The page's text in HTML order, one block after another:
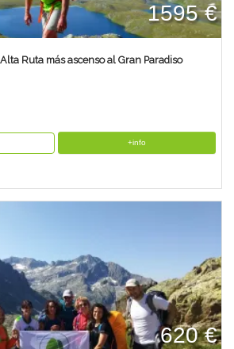
1595 €
Ruta más ascenso al Gran Paradiso
+info
620 €